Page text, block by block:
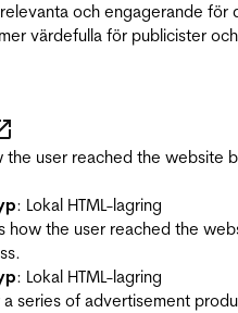
och engagerande för
värdefulla för publicister och
the user reached the website
: Lokal HTML-lagring
how the user reached the
: Lokal HTML-lagring
series of advertisement